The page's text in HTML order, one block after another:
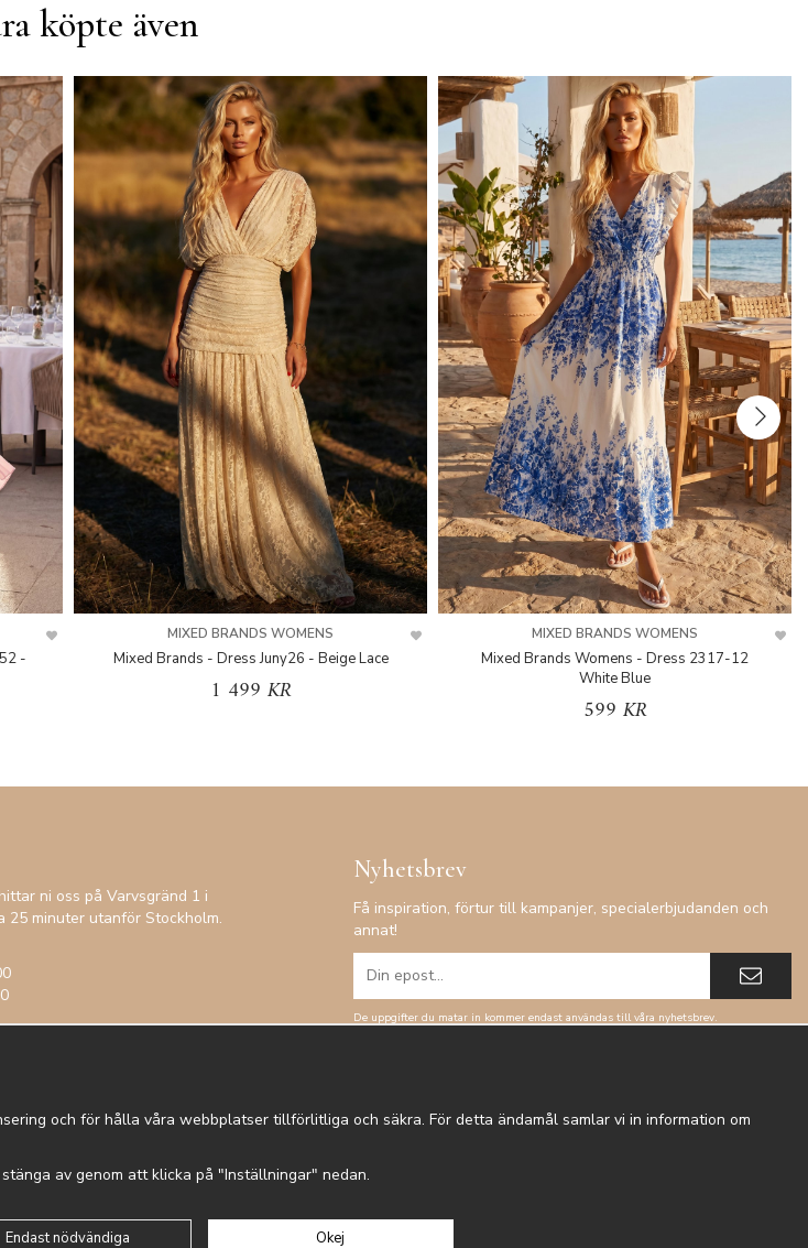
köpte även
-
MIXED BRANDS WOMENS
Mixed Brands - Dress Juny26 - Beige Lace
1 499 KR
MIXED BRANDS WOMENS
Mixed Brands Womens - Dress 2317-12
White Blue
599 KR
ni oss på Varvsgränd 1 i
25 minuter utanför Stockholm.
Nyhetsbrev
Få inspiration, förtur till kampanjer, specialerbjudanden och
annat!
De uppgifter du matar in kommer endast användas till våra nyhetsbrev.
och för hålla våra webbplatser tillförlitliga och säkra. För detta ändamål samlar vi in information om
av genom att klicka på "Inställningar" nedan.
Endast nödvändiga Okej